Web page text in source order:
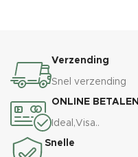
Verzending
Snel verzending
ONLINE BETALEN
Ideal,Visa..
Snelle